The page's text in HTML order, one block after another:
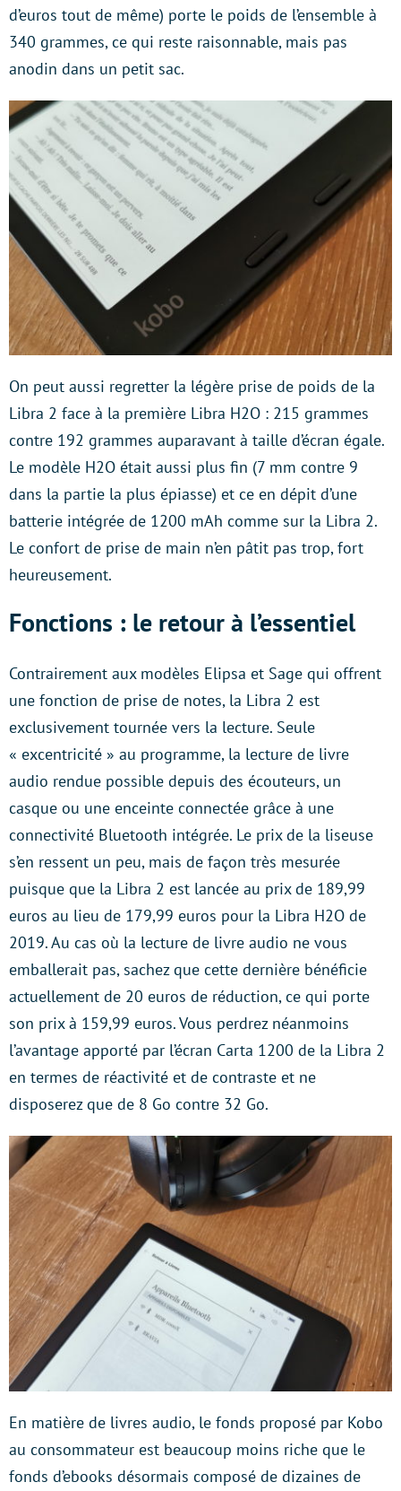
d’euros tout de même) porte le poids de l’ensemble à
340 grammes, ce qui reste raisonnable, mais pas
anodin dans un petit sac.
On peut aussi regretter la légère prise de poids de la
Libra 2 face à la première Libra H2O : 215 grammes
contre 192 grammes auparavant à taille d’écran égale.
Le modèle H2O était aussi plus fin (7 mm contre 9
dans la partie la plus épiasse) et ce en dépit d’une
batterie intégrée de 1200 mAh comme sur la Libra 2.
Le confort de prise de main n’en pâtit pas trop, fort
heureusement.
Fonctions : le retour à l’essentiel
Contrairement aux modèles Elipsa et Sage qui offrent
une fonction de prise de notes, la Libra 2 est
exclusivement tournée vers la lecture. Seule
« excentricité » au programme, la lecture de livre
audio rendue possible depuis des écouteurs, un
casque ou une enceinte connectée grâce à une
connectivité Bluetooth intégrée. Le prix de la liseuse
s’en ressent un peu, mais de façon très mesurée
puisque que la Libra 2 est lancée au prix de 189,99
euros au lieu de 179,99 euros pour la Libra H2O de
2019. Au cas où la lecture de livre audio ne vous
emballerait pas, sachez que cette dernière bénéficie
actuellement de 20 euros de réduction, ce qui porte
son prix à 159,99 euros. Vous perdrez néanmoins
l’avantage apporté par l’écran Carta 1200 de la Libra 2
en termes de réactivité et de contraste et ne
disposerez que de 8 Go contre 32 Go.
En matière de livres audio, le fonds proposé par Kobo
au consommateur est beaucoup moins riche que le
fonds d’ebooks désormais composé de dizaines de